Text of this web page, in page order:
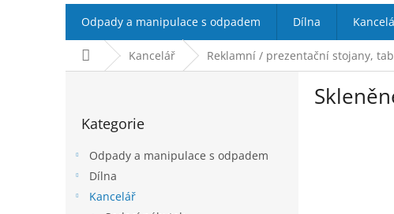
Odpady a manipulace s odpadem Dílna
Domů Kancelář Reklamní / prezentační stojany,
kategorie
Kategorie
Odpady a manipulace s odpadem
Dílna
Kancelář